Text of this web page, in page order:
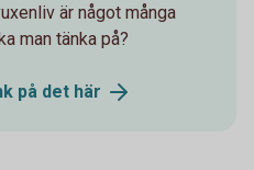
är något många
man tänka på?
på det här